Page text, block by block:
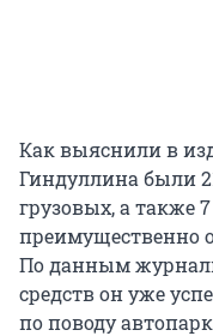
Как выяснили в
Гиндуллина были
грузовых, а также
преимущественно
По данным
средств он уже
по поводу